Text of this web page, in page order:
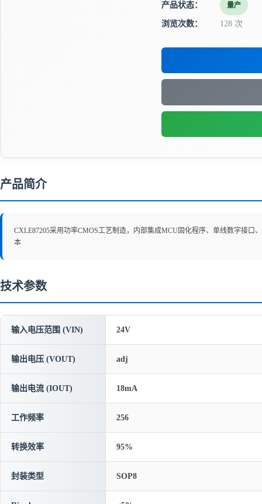
产品状态： 量产
浏览次数： 128 次
产品简介
CXLE87205采用功率CMOS工艺制造，内部集成MCU固化程序、单线数字接
本
技术参数
输入电压范围 (VIN) 24V
输出电压 (VOUT) adj
输出电流 (IOUT) 18mA
工作频率 256
转换效率 95%
封装类型 SOP8